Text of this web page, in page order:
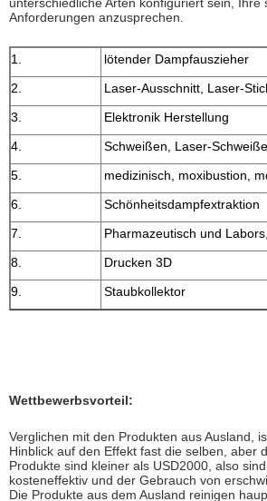
Anforderungen anzusprechen.
1.
lötender Dampfauszieher
2.
Laser-Ausschnitt, Laser-
3.
Elektronik Herstellung
4.
Schweißen, Laser-
5.
medizinisch, moxibustion,
6.
Schönheitsdampfextraktion
7.
Pharmazeutisch und
8.
Drucken 3D
9.
Staubkollektor
Wettbewerbsvorteil:
Verglichen mit den Produkten aus Ausland,
Hinblick auf den Effekt fast die selben, aber
Produkte sind kleiner als USD2000, also
kosteneffektiv und der Gebrauch von
Die Produkte aus dem Ausland reinigen